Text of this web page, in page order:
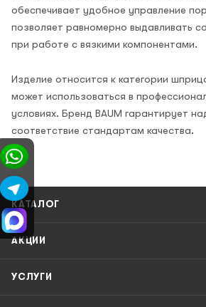
обеспечивает удобное управление
позволяет равномерно выдавливать
при работе с вязкими компонентами.
Изделие относится к категории
может использоваться в
условиях. Бренд BAUM гарантирует
соответствие стандартам качества.
КАТАЛОГ
АКЦИИ
УСЛУГИ